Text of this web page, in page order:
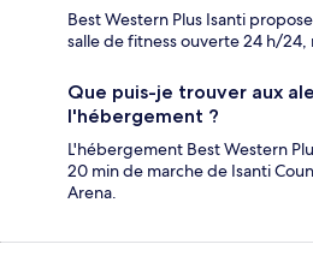
Best Western Plus Isanti
salle de fitness ouverte 24 h/24,
Que puis-je trouver aux
l'hébergement ?
L'hébergement Best Western
20 min de marche de Isanti
Arena.